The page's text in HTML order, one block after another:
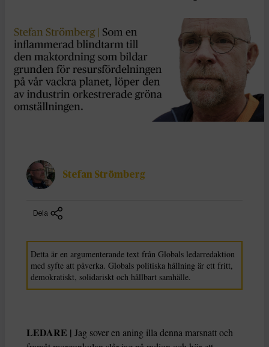
Stefan Strömberg
Dela
Detta är en argumenterande text från Globals ledarredaktion
med syfte att påverka. Globals politiska hållning är ett fritt,
demokratiskt, solidariskt och hållbart samhälle.
LEDARE | Jag sover en aning illa denna marsnatt och